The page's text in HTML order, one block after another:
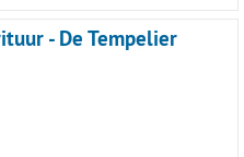
- De Tempelier